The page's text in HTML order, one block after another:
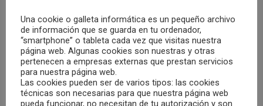
Una cookie o galleta informática es un pequeño archivo
de información que se guarda en tu ordenador,
“smartphone” o tableta cada vez que visitas nuestra
página web. Algunas cookies son nuestras y otras
pertenecen a empresas externas que prestan servicios
para nuestra página web.
Las cookies pueden ser de varios tipos: las cookies
técnicas son necesarias para que nuestra página web
pueda funcionar, no necesitan de tu autorización y son